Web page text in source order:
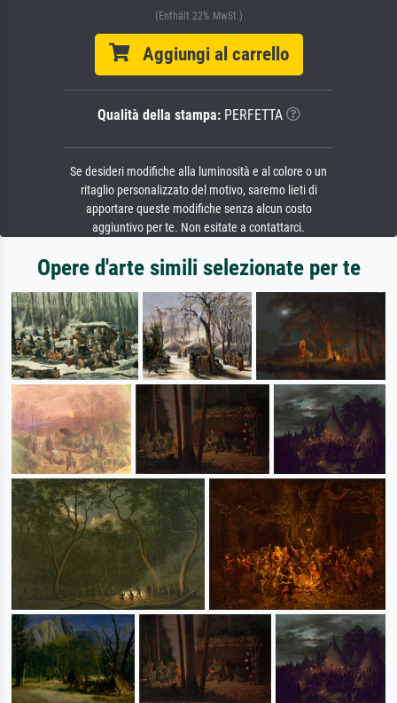
(Enthält 22% MwSt.)
Aggiungi al carrello
Qualità della stampa:PERFETTA
Se desideri modifiche alla luminosità e al colore o un
ritaglio personalizzato del motivo, saremo lieti di
apportare queste modifiche senza alcun costo
aggiuntivo per te. Non esitate a contattarci.
Opere d'arte simili selezionate per te